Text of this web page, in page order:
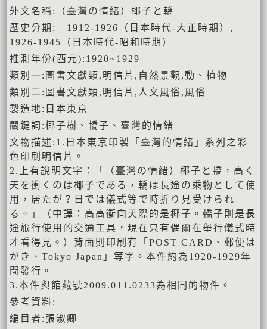
外文名稱:（臺灣の情緒）椰子と轎
歷史分期: 1912-1926（日本時代-大正時期）,
1926-1945（日本時代-昭和時期）
推測年份(西元):1920~1929
類別一:圖書文獻類,明信片,自然景觀,動、植物
類別二:圖書文獻類,明信片,人文風俗,風俗
製造地:日本東京
關鍵詞:椰子樹、轎子、臺灣的情緒
文物描述:1.日本東京印製「臺灣的情緒」系列之彩
色印刷明信片。
2.上有說明文字：「（臺灣の情緒）椰子と轎，高く
天を衝くのは椰子である，轎は長途の乘物として使
用，居たが？日では儀式等で時折り見受けられ
る。」（中譯：高高衝向天際的是椰子。轎子則是長
途旅行使用的交通工具，現在只有偶爾在舉行儀式時
才看得見。）背面則印刷有「POST CARD、郵便は
がき、Tokyo Japan」等字。本件約為1920-1929年
間發行。
3.本件與館藏號2009.011.0233為相同的物件。
參考資料:
編目者:張淑卿